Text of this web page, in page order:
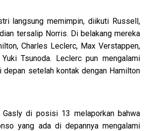
langsung memimpin, diikuti Russell,
tersalip Norris. Di belakang mereka
Charles Leclerc, Max Verstappen,
Tsunoda. Leclerc pun mengalami
depan setelah kontak dengan Hamilton
di posisi 13 melaporkan bahwa
yang ada di depannya mengalami